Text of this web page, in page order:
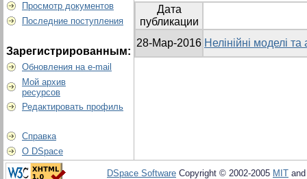
Просмотр документов
Последние поступления
Зарегистрированным:
Обновления на e-mail
Мой архив
ресурсов
Редактировать профиль
Справка
О DSpace
Дата
публикации
28-Мар-2016 Нелінійні моделі
DSpace Software Copyright © 2002-2005 MIT